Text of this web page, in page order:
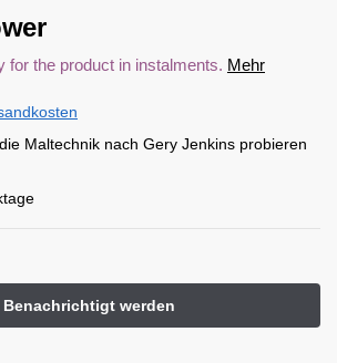
for the product in instalments. Mehr
Maltechnik nach Gery Jenkins probieren